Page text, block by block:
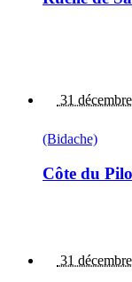
31
(Bidache)
Côte du
31